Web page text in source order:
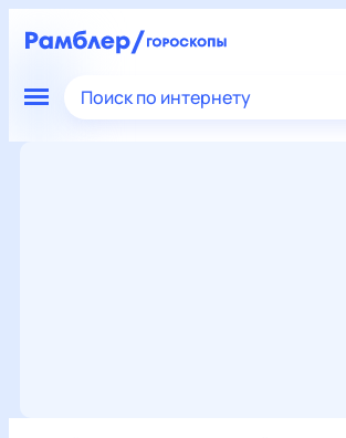
Поиск по интернету